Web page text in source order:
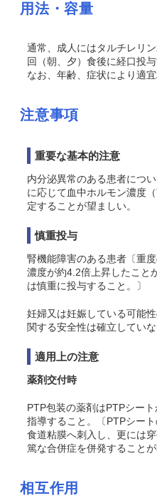
用法・容量
通常、成人にはタルチレリ
回（朝、夕）食後に経口投与
なお、年齢、症状により適宜
注意事項
重要な基本的注意
内分泌異常のある患者につ
に応じて血中ホルモン濃度
定することが望ましい。
慎重投与
腎機能障害のある患者〔重
濃度が約4.2倍上昇したこと
は慎重に投与すること。〕
妊婦又は妊娠している可能
関する安全性は確立していな
適用上の注意
薬剤交付時
PTP包装の薬剤はPTPシー
指導すること。〔PTPシー
食道粘膜へ刺入し、更には
篤な合併症を併発することが
相互作用